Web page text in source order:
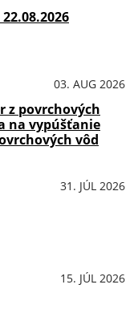
22.08.2026
03. AUG 2026
z povrchových
na vypúšťanie
vôd
31. JÚL 2026
15. JÚL 2026